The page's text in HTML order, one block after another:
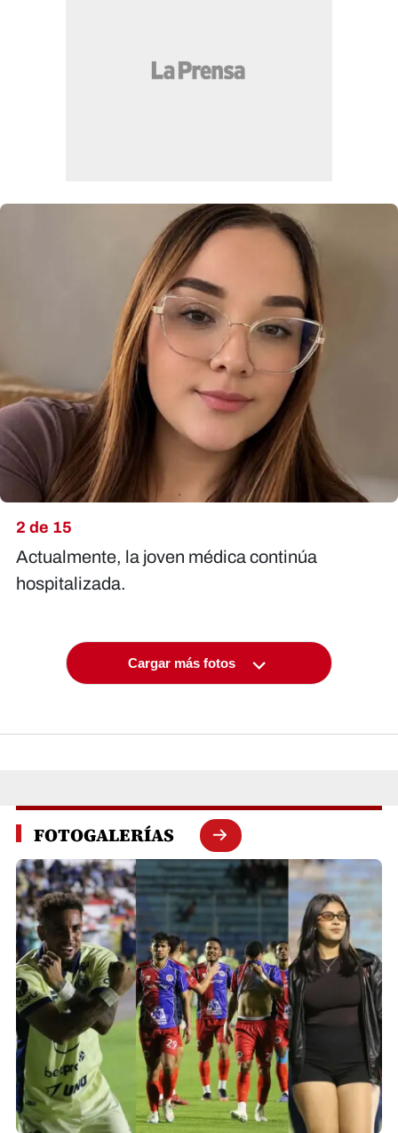
2 de 15
Actualmente, la joven médica continúa
hospitalizada.
Cargar más fotos
FOTOGALERÍAS